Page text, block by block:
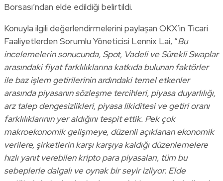
Borsası’ndan elde edildiği belirtildi.
Konuyla ilgili değerlendirmelerini paylaşan OKX’in Ticari
Faaliyetlerden Sorumlu Yöneticisi Lennix Lai, “Bu
incelemelerin sonucunda, Spot, Vadeli ve Sürekli Swaplar
arasındaki fiyat farklılıklarına katkıda bulunan faktörler
ile baz işlem getirilerinin ardındaki temel etkenler
arasında piyasanın sözleşme tercihleri, piyasa duyarlılığı,
arz talep dengesizlikleri, piyasa likiditesi ve getiri oranı
farklılıklarının yer aldığını tespit ettik. Pek çok
makroekonomik gelişmeye, düzenli açıklanan ekonomik
verilere, şirketlerin karşı karşıya kaldığı düzenlemelere
hızlı yanıt verebilen kripto para piyasaları, tüm bu
sebeplerle dalgalı ve oynak bir seyir izliyor. Elde